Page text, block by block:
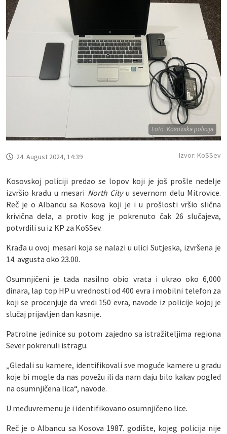
Foto: Kosovska policija
24. August 2024, 14:39 Izvor: KoSSev
Kosovskoj policiji predao se lopov koji je još prošle nedelje
izvršio krađu u mesari North City u severnom delu Mitrovice.
Reč je o Albancu sa Kosova koji je i u prošlosti vršio slična
krivična dela, a protiv kog je pokrenuto čak 26 slučajeva,
potvrdili su iz KP za KoSSev.
Krađa u ovoj mesari koja se nalazi u ulici Sutjeska, izvršena je
14. avgusta oko 23.00.
Osumnjičeni je tada nasilno obio vrata i ukrao oko 6,000
dinara, lap top HP u vrednosti od 400 evra i mobilni telefon za
koji se procenjuje da vredi 150 evra, navode iz policije kojoj je
slučaj prijavljen dan kasnije.
Patrolne jedinice su potom zajedno sa istražiteljima regiona
Sever pokrenuli istragu.
„Gledali su kamere, identifikovali sve moguće kamere u gradu
koje bi mogle da nas povežu ili da nam daju bilo kakav pogled
na osumnjičena lica“, navode.
U međuvremenu je i identifikovano osumnjičeno lice.
Reč je o Albancu sa Kosova 1987. godište, kojeg policija nije